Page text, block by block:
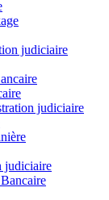
judiciaire
judiciaire
judiciaire